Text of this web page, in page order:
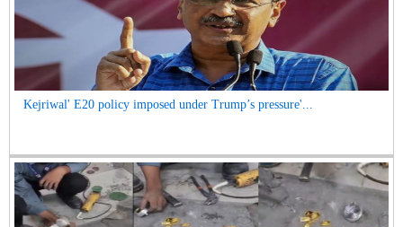
Kejriwal' E20 policy imposed under Trump’s pressure'...